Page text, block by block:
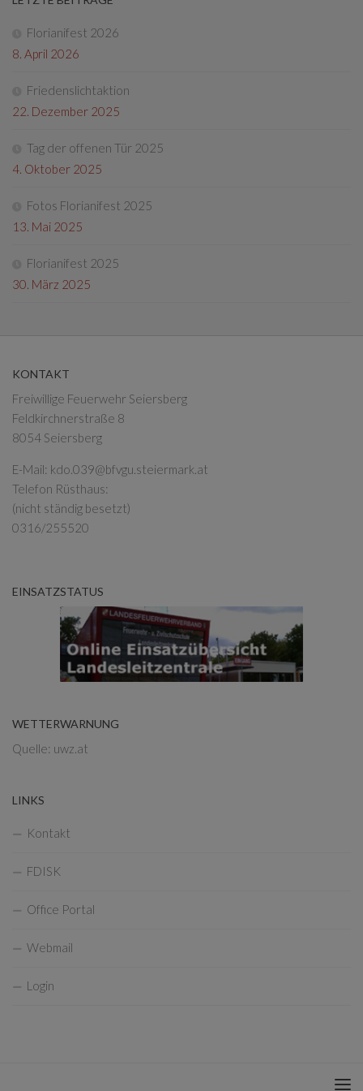
Florianifest 2026
8. April 2026
Friedenslichtaktion
22. Dezember 2025
Tag der offenen Tür 2025
4. Oktober 2025
Fotos Florianifest 2025
13. Mai 2025
Florianifest 2025
30. März 2025
KONTAKT
Freiwillige Feuerwehr Seiersberg
Feldkirchnerstraße 8
8054 Seiersberg
E-Mail: kdo.039@bfvgu.steiermark.at
Telefon Rüsthaus:
(nicht ständig besetzt)
0316/255520
EINSATZSTATUS
WETTERWARNUNG
Quelle: uwz.at
LINKS
Kontakt
FDISK
Office Portal
Webmail
Login